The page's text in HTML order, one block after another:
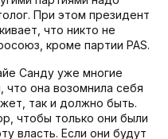
При этом президент
что никто не
кроме партии PAS.
Санду уже многие
что она возомнила себя
так и должно быть.
чтобы только они были
власть. Если они будут